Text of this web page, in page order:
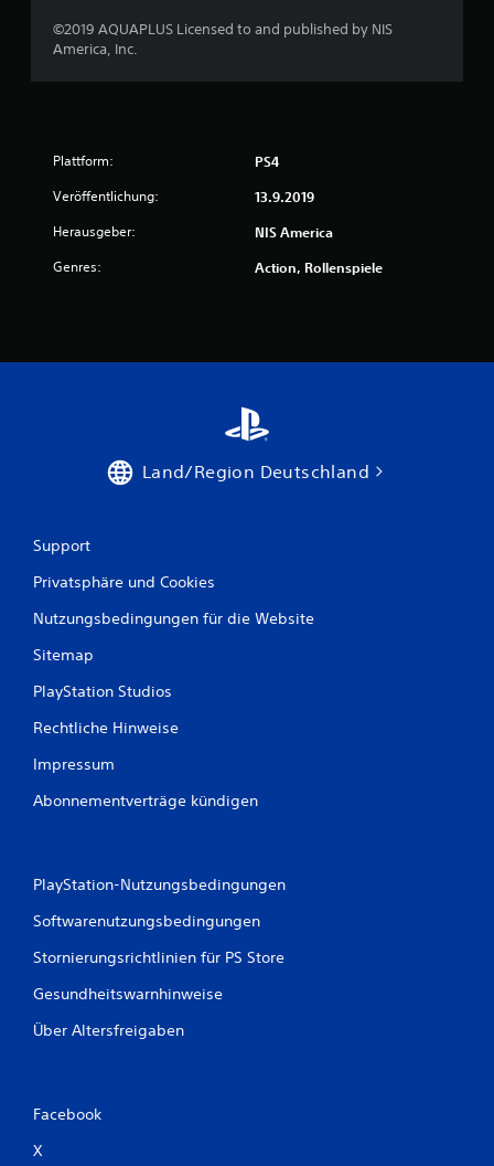
©2019 AQUAPLUS Licensed to and published by NIS
America, Inc.
Plattform: PS4
Veröffentlichung: 13.9.2019
Herausgeber: NIS America
Genres: Action, Rollenspiele
Land/Region Deutschland
Support
Privatsphäre und Cookies
Nutzungsbedingungen für die Website
Sitemap
PlayStation Studios
Rechtliche Hinweise
Impressum
Abonnementverträge kündigen
PlayStation-Nutzungsbedingungen
Softwarenutzungsbedingungen
Stornierungsrichtlinien für PS Store
Gesundheitswarnhinweise
Über Altersfreigaben
Facebook
X